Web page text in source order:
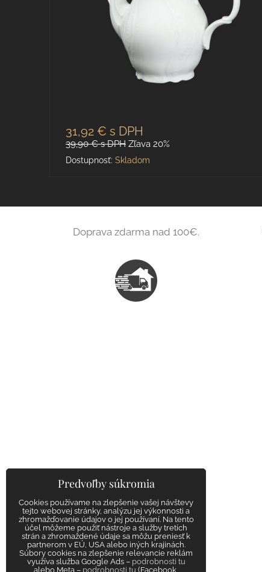
31,92 € s DPH
39,90 €s DPH Zľava 20%
Dostupnosť: Skladom
Doprava zdarma nad 100€.
Predvoľby súkromia
Cookies používame na zlepšenie vašej návštevy
tejto webovej stránky, analýzu jej výkonnosti a
zhromažďovanie údajov o jej používaní. Na tento
účel môžeme použiť nástroje a služby tretích
strán a zhromaždené údaje sa môžu preniesť k
partnerom v EÚ, USA alebo iných krajinách.
Súbory cookies na zlepšenie relevancie reklám
využíva služba Google Ads – podrobnosti tu
alebo Meta – podrobnosti tu (Facebook,